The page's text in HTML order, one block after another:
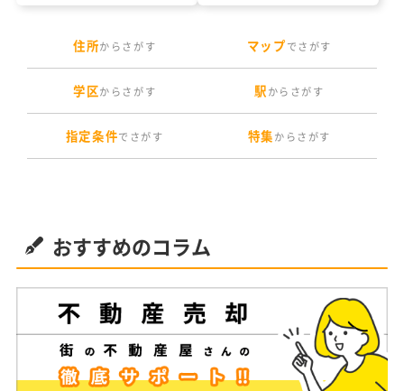
住所からさがす マップでさがす
学区からさがす 駅からさがす
指定条件でさがす 特集からさがす
おすすめのコラム